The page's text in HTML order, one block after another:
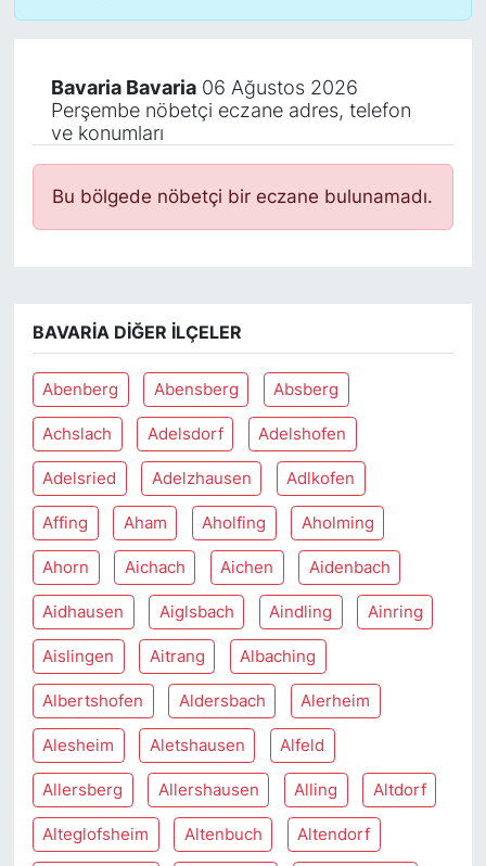
Bavaria Bavaria06 Ağustos 2026
Perşembe nöbetçi eczane adres, telefon
ve konumları
Bu bölgede nöbetçi bir eczane bulunamadı.
BAVARIA DIĞER İLÇELER
Abenberg Abensberg Absberg
Achslach Adelsdorf Adelshofen
Adelsried Adelzhausen Adlkofen
Affing Aham Aholfing Aholming
Ahorn Aichach Aichen Aidenbach
Aidhausen Aiglsbach Aindling Ainring
Aislingen Aitrang Albaching
Albertshofen Aldersbach Alerheim
Alesheim Aletshausen Alfeld
Allersberg Allershausen Alling Altdorf
Alteglofsheim Altenbuch Altendorf